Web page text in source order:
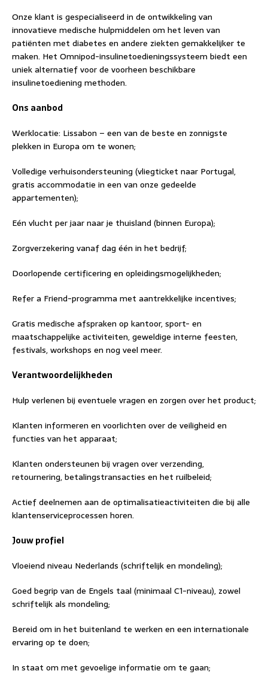
Onze klant is gespecialiseerd in de ontwikkeling van
innovatieve medische hulpmiddelen om het leven van
patiënten met diabetes en andere ziekten gemakkelijker te
maken. Het Omnipod-insulinetoedieningssysteem biedt een
uniek alternatief voor de voorheen beschikbare
insulinetoediening methoden.
Ons aanbod
Werklocatie: Lissabon – een van de beste en zonnigste
plekken in Europa om te wonen;
Volledige verhuisondersteuning (vliegticket naar Portugal,
gratis accommodatie in een van onze gedeelde
appartementen);
Eén vlucht per jaar naar je thuisland (binnen Europa);
Zorgverzekering vanaf dag één in het bedrijf;
Doorlopende certificering en opleidingsmogelijkheden;
Refer a Friend-programma met aantrekkelijke incentives;
Gratis medische afspraken op kantoor, sport- en
maatschappelijke activiteiten, geweldige interne feesten,
festivals, workshops en nog veel meer.
Verantwoordelijkheden
Hulp verlenen bij eventuele vragen en zorgen over het product;
Klanten informeren en voorlichten over de veiligheid en
functies van het apparaat;
Klanten ondersteunen bij vragen over verzending,
retournering, betalingstransacties en het ruilbeleid;
Actief deelnemen aan de optimalisatieactiviteiten die bij alle
klantenserviceprocessen horen.
Jouw profiel
Vloeiend niveau Nederlands (schriftelijk en mondeling);
Goed begrip van de Engels taal (minimaal C1-niveau), zowel
schriftelijk als mondeling;
Bereid om in het buitenland te werken en een internationale
ervaring op te doen;
In staat om met gevoelige informatie om te gaan;